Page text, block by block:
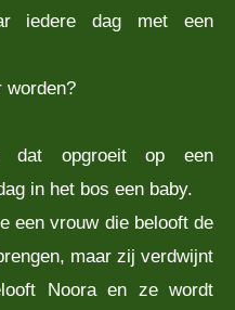
iedere dag met een
worden?
dat opgroeit op een
in het bos een baby.
een vrouw die belooft de
maar zij verdwijnt
Noora en ze wordt